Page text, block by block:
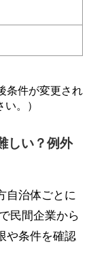
条件が変更され
。）
しい？例外
自治体ごとに
民間企業から
や条件を確認